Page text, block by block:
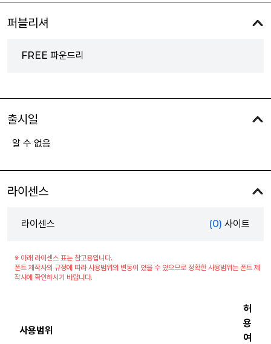
퍼블리셔
FREE 파운드리
출시일
알 수 없음
라이센스
라이센스 (0) 사이트
※ 아래 라이센스 표는 참고용입니다.
폰트 제작사의 규정에 따라 사용범위의 변동이 있을 수 있으므로 정확한 사용범위는 폰트 제
작사에 확인하시기 바랍니다.
사용범위
허
용
여